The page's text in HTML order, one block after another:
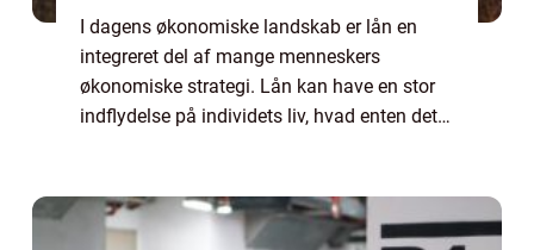
I dagens økonomiske landskab er lån en
integreret del af mange menneskers
økonomiske strategi. Lån kan have en stor
indflydelse på individets liv, hvad enten det